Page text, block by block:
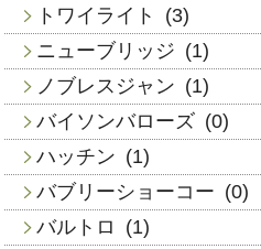
トワイライト
(3)
ニューブリッジ (1)
ノブレスジャン (1)
バイソンバローズ (0)
ハッチン (1)
バブリーショーコー (0)
バルトロ
(1)